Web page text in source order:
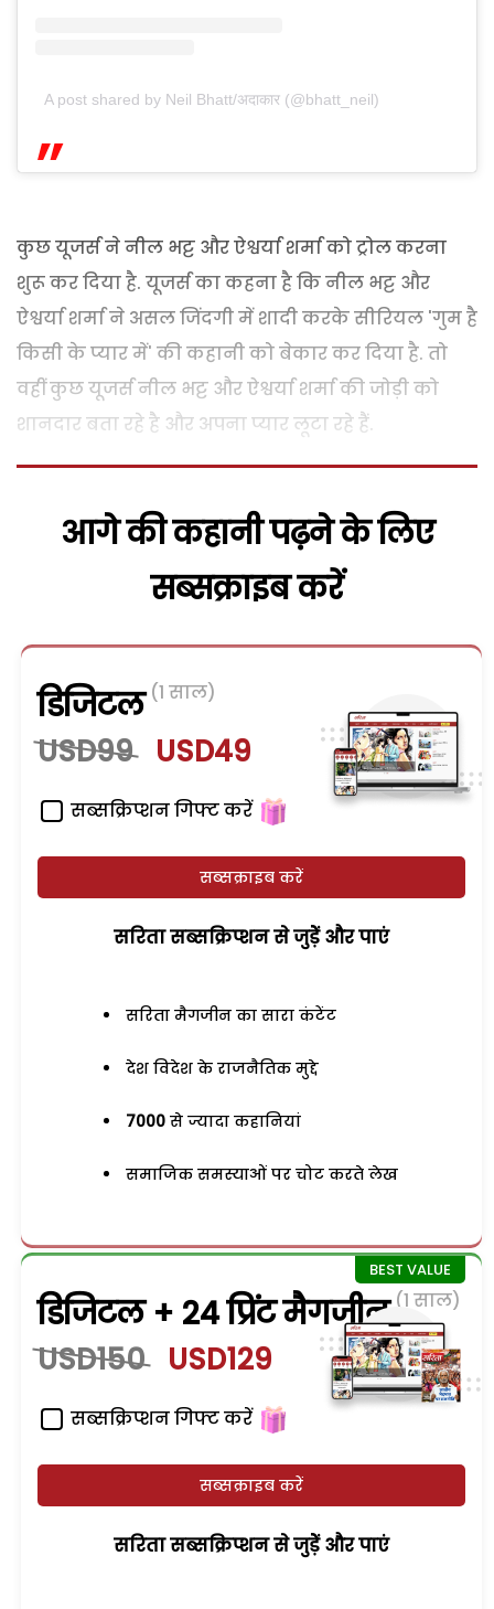
A post shared by Neil Bhatt/अ‌‌‍दाकार (@bhatt_neil)
कुछ यूजर्स ने नील भट्ट और ऐश्वर्या शर्मा को ट्रोल करना
शुरू कर दिया है. यूजर्स का कहना है कि नील भट्ट और
ऐश्वर्या शर्मा ने असल जिंदगी में शादी करके सीरियल 'गुम है
किसी के प्यार में' की कहानी को बेकार कर दिया है. तो
वहीं कुछ यूजर्स नील भट्ट और ऐश्वर्या शर्मा की जोड़ी को
शानदार बता रहे है और अपना प्यार लूटा रहे हैं.
आगे की कहानी पढ़ने के लिए
सब्सक्राइब करें
डिजिटल (1 साल)
USD99 USD49
सब्सक्रिप्शन गिफ्ट करें
सब्सक्राइब करें
सरिता सब्सक्रिप्शन से जुड़ेें और पाएं
सरिता मैगजीन का सारा कंटेंट
देश विदेश के राजनैतिक मुद्दे
7000 से ज्यादा कहानियां
समाजिक समस्याओं पर चोट करते लेख
डिजिटल + 24 प्रिंट मैगजीन (1 साल)
USD150 USD129
सब्सक्रिप्शन गिफ्ट करें
सब्सक्राइब करें
सरिता सब्सक्रिप्शन से जुड़ेें और पाएं